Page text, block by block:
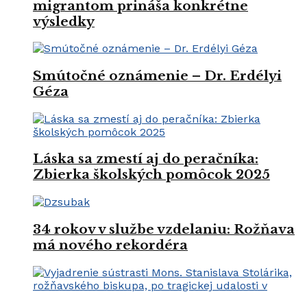
migrantom prináša konkrétne
výsledky
Smútočné oznámenie – Dr. Erdélyi
Géza
Láska sa zmestí aj do peračníka:
Zbierka školských pomôcok 2025
34 rokov v službe vzdelaniu: Rožňava
má nového rekordéra